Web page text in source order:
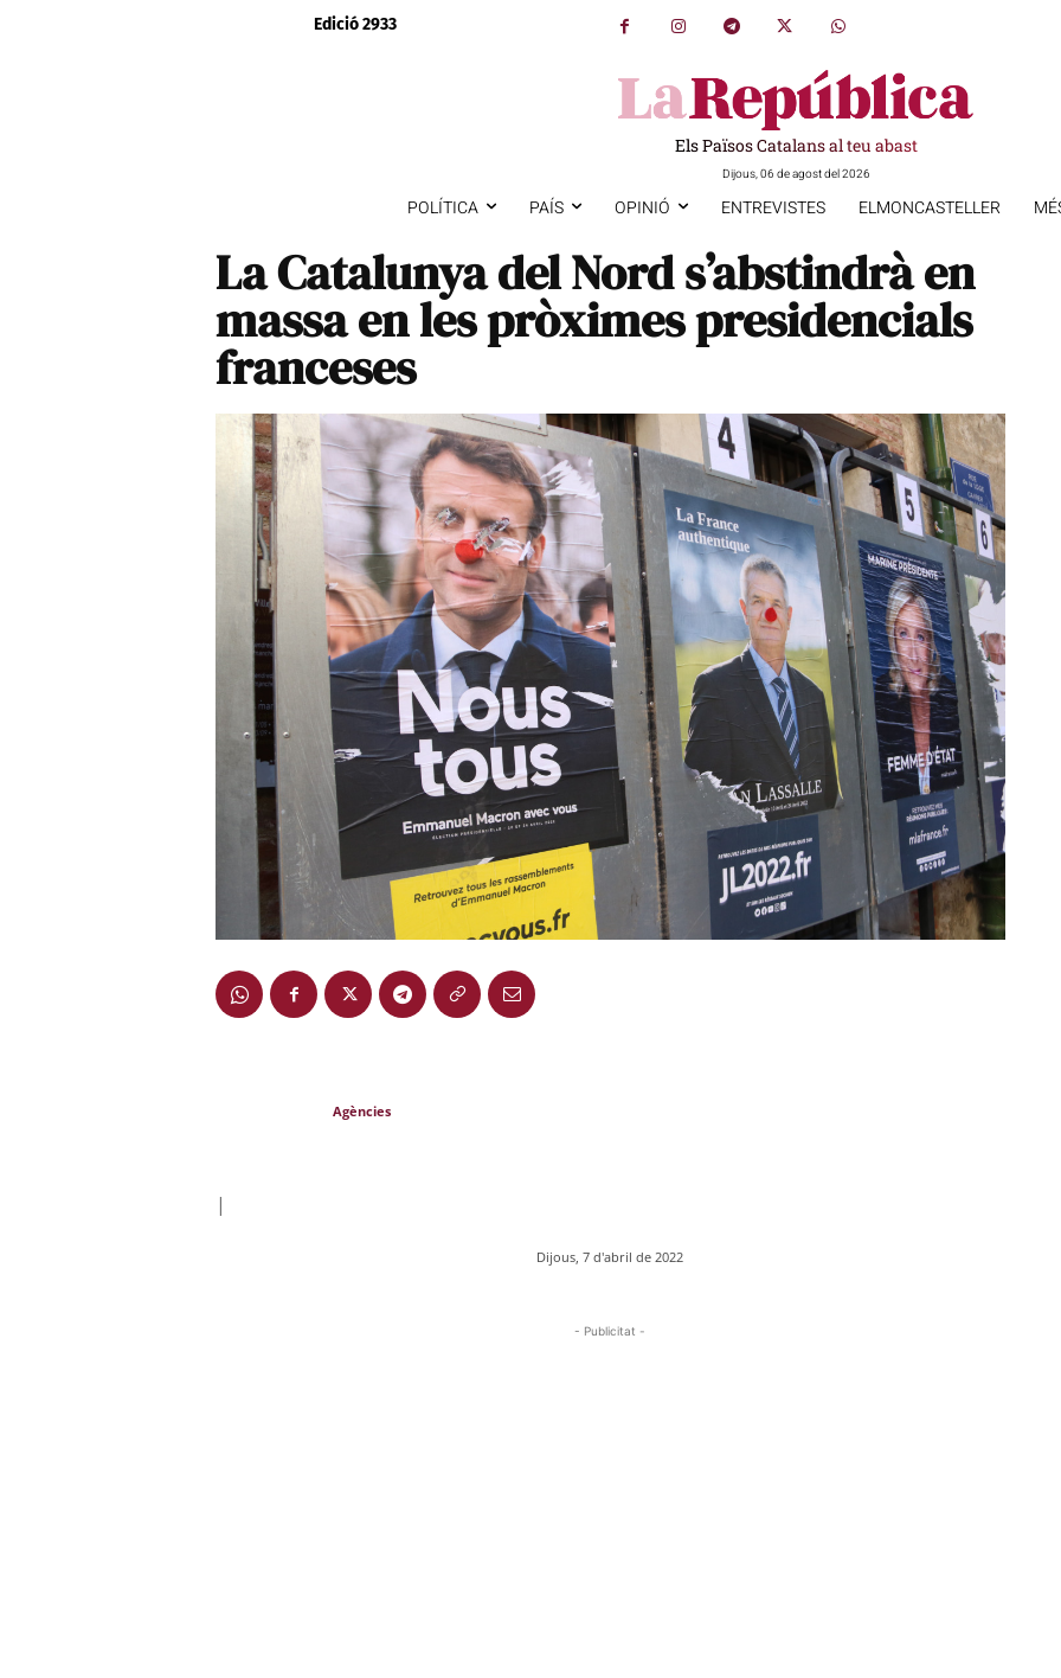
Edició 2933
Els Països Catalans al teu abast
Dijous, 06 de agost del 2026
POLÍTICA PAÍS OPINIÓ ENTREVISTES ELMONCASTELLER
La Catalunya del Nord s’abstindrà en
massa en les pròximes presidencials
franceses
Agències
|
Dijous, 7 d'abril de 2022
- Publicitat -